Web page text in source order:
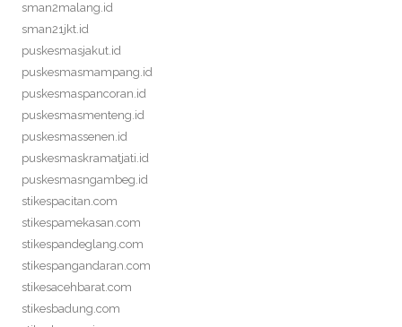
sman2malang.id
sman21jkt.id
puskesmasjakut.id
puskesmasmampang.id
puskesmaspancoran.id
puskesmasmenteng.id
puskesmassenen.id
puskesmaskramatjati.id
puskesmasngambeg.id
stikespacitan.com
stikespamekasan.com
stikespandeglang.com
stikespangandaran.com
stikesacehbarat.com
stikesbadung.com